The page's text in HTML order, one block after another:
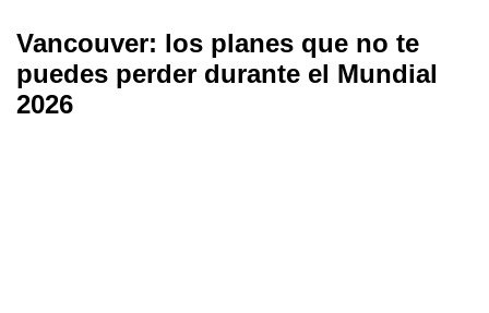
Vancouver: los planes que no te
puedes perder durante el Mundial
2026